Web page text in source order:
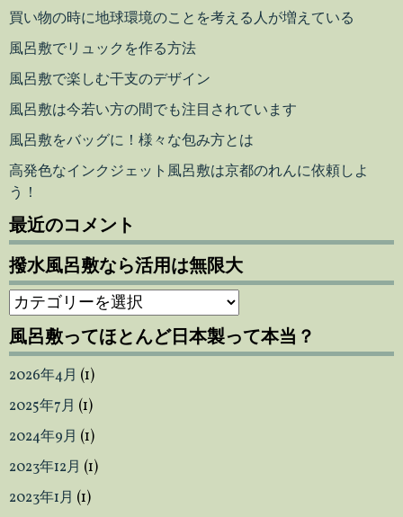
買い物の時に地球環境のことを考える人が増えている
風呂敷でリュックを作る方法
風呂敷で楽しむ干支のデザイン
風呂敷は今若い方の間でも注目されています
風呂敷をバッグに！様々な包み方とは
高発色なインクジェット風呂敷は京都のれんに依頼しよ
う！
最近のコメント
撥水風呂敷なら活用は無限大
撥
水
風
呂
敷
な
活
用
は
風呂敷ってほとんど日本製って本当？
2026年4月 (1)
2025年7月 (1)
2024年9月 (1)
2023年12月 (1)
2023年1月 (1)